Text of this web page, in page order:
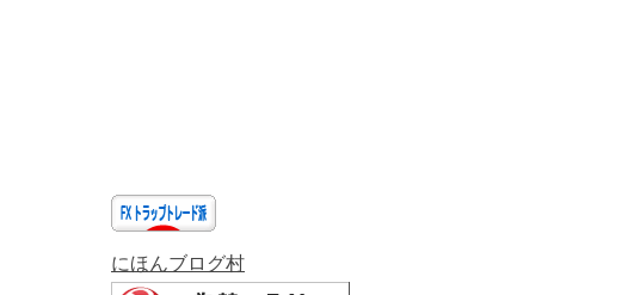
にほんブログ村